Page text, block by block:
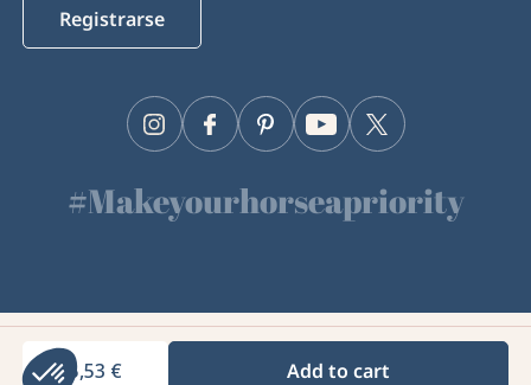
5,53 € Add to cart
Registrarse
Facebook Twitter
YouTube
Pinterest
Instagram
#Makeyourhorseapriority
Equiclic © 2026